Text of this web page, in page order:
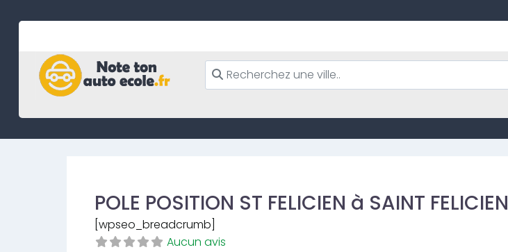
POLE POSITION ST FELICIEN à SAINT FELICIEN
[wpseo_breadcrumb]
Aucun avis